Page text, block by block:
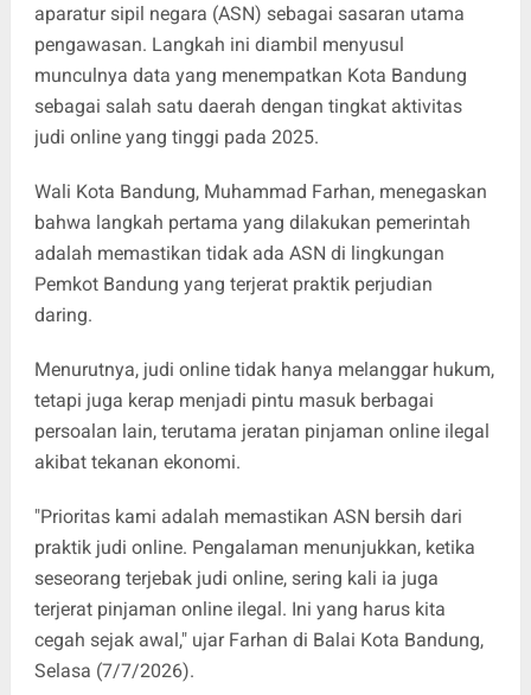
aparatur sipil negara (ASN) sebagai sasaran utama
pengawasan. Langkah ini diambil menyusul
munculnya data yang menempatkan Kota Bandung
sebagai salah satu daerah dengan tingkat aktivitas
judi online yang tinggi pada 2025.
Wali Kota Bandung, Muhammad Farhan, menegaskan
bahwa langkah pertama yang dilakukan pemerintah
adalah memastikan tidak ada ASN di lingkungan
Pemkot Bandung yang terjerat praktik perjudian
daring.
Menurutnya, judi online tidak hanya melanggar hukum,
tetapi juga kerap menjadi pintu masuk berbagai
persoalan lain, terutama jeratan pinjaman online ilegal
akibat tekanan ekonomi.
"Prioritas kami adalah memastikan ASN bersih dari
praktik judi online. Pengalaman menunjukkan, ketika
seseorang terjebak judi online, sering kali ia juga
terjerat pinjaman online ilegal. Ini yang harus kita
cegah sejak awal," ujar Farhan di Balai Kota Bandung,
Selasa (7/7/2026).